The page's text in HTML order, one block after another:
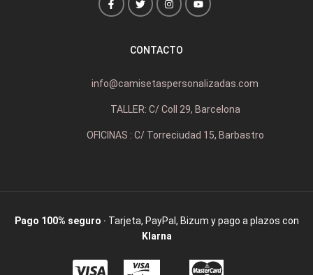
CONTACTO
info@camisetaspersonalizadas.com
TALLER: C/ Coll 29, Barcelona
OFICINAS : C/ Torreciudad 15, Barbastro
Pago 100% seguro · Tarjeta, PayPal, Bizum y pago a plazos con
Klarna